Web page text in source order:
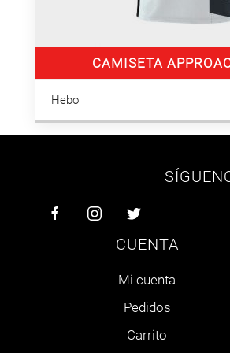
CAMISETA
Hebo
CUENTA
Mi cuenta
Pedidos
Carrito